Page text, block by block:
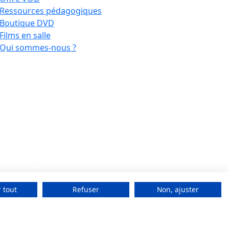
Ressources pédagogiques
Boutique DVD
Films en salle
Qui sommes-nous ?
tout Refuser Non, ajuster